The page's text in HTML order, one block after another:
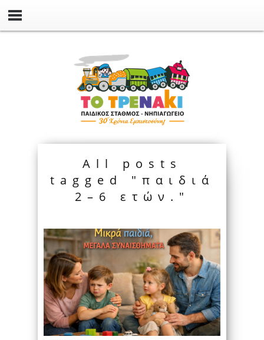
All posts
tagged "παιδιά
2–6 ετών."